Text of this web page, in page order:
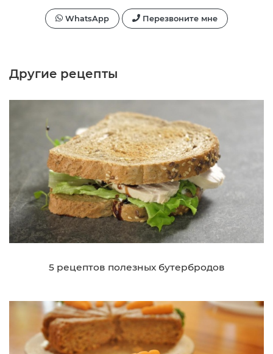
WhatsApp Перезвоните мне
Другие рецепты
5 рецептов полезных бутербродов